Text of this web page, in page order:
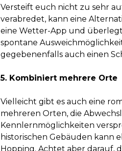
Versteift euch nicht zu sehr
verabredet, kann eine
eine Wetter-App und
spontane
gegebenenfalls auch einen
5. Kombiniert mehrere Orte
Vielleicht gibt es auch eine
mehreren Orten, die
Kennlernmöglichkeiten
historischen Gebäuden kann
Hopping. Achtet aber darauf,